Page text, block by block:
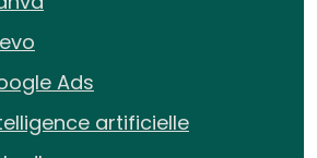
Ads
artificielle